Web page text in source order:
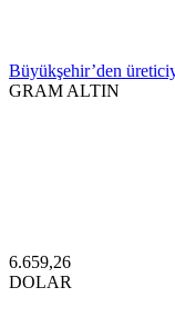
Büyükşehir’den
GRAM ALTIN
6.659,26
DOLAR